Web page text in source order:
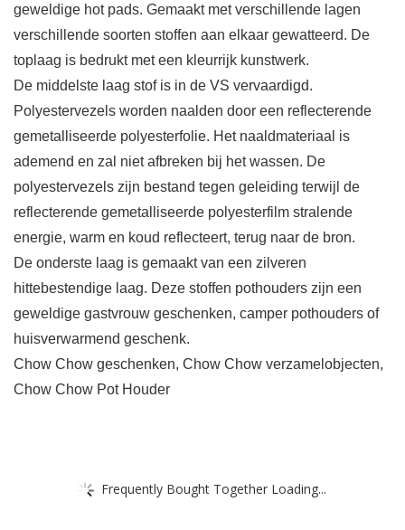
geweldige hot pads. Gemaakt met verschillende lagen
verschillende soorten stoffen aan elkaar gewatteerd. De
toplaag is bedrukt met een kleurrijk kunstwerk.
De middelste laag stof is in de VS vervaardigd.
Polyestervezels worden naalden door een reflecterende
gemetalliseerde polyesterfolie. Het naaldmateriaal is
ademend en zal niet afbreken bij het wassen. De
polyestervezels zijn bestand tegen geleiding terwijl de
reflecterende gemetalliseerde polyesterfilm stralende
energie, warm en koud reflecteert, terug naar de bron.
De onderste laag is gemaakt van een zilveren
hittebestendige laag. Deze stoffen pothouders zijn een
geweldige gastvrouw geschenken, camper pothouders of
huisverwarmend geschenk.
Chow Chow geschenken, Chow Chow verzamelobjecten,
Chow Chow Pot Houder
Frequently Bought Together Loading...